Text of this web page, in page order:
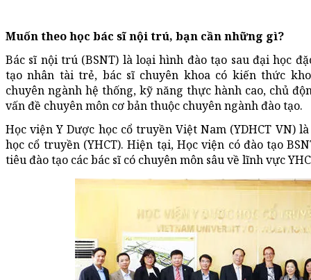
Muốn theo học bác sĩ nội trú, bạn cần những gì?
Bác sĩ nội trú (BSNT) là loại hình đào tạo sau đại học
tạo nhân tài trẻ, bác sĩ chuyên khoa có kiến thức
chuyên ngành hệ thống, kỹ năng thực hành cao, chủ
vấn đề chuyên môn cơ bản thuộc chuyên ngành đào tạo.
Học viện Y Dược học cổ truyền Việt Nam (YDHCT VN)
học cổ truyền (YHCT). Hiện tại, Học viện có đào tạo
tiêu đào tạo các bác sĩ có chuyên môn sâu về lĩnh vực